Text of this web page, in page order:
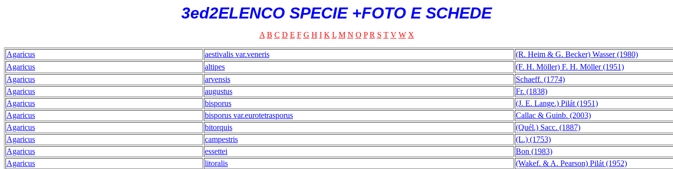
3ed2ELENCO SPECIE +FOTO E SCHEDE
A B C D E F G H I K L M N O P R S T V W X
Agaricus aestivalis var.veneris
(R. Heim & G. Becker) Wasser (1980)
Agaricus
altipes
(F. H. Möller) F. H. Möller (1951)
Agaricus
arvensis
Schaeff. (1774)
Agaricus
augustus
Fr. (1838)
Agaricus
bisporus
(J. E. Lange.) Pilát (1951)
Agaricus
bisporus var.eurotetrasporus
Callac & Guinb. (2003)
Agaricus
bitorquis
(Quél.) Sacc. (1887)
Agaricus
campestris
(L.) (1753)
Agaricus
essettei
Bon (1983)
Agaricus
litoralis
(Wakef. & A. Pearson) Pilát (1952)